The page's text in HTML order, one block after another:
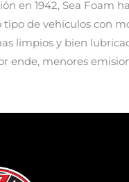
en 1942, Sea Foam
tipo de vehículos con
limpios y bien
ende, menores